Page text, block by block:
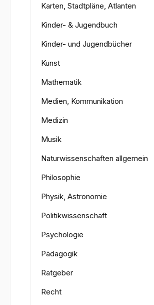
Karten, Stadtpläne, Atlanten
Kinder- & Jugendbuch
Kinder- und Jugendbücher
Kunst
Mathematik
Medien, Kommunikation
Medizin
Musik
Naturwissenschaften allgemein
Philosophie
Physik, Astronomie
Politikwissenschaft
Psychologie
Pädagogik
Ratgeber
Recht